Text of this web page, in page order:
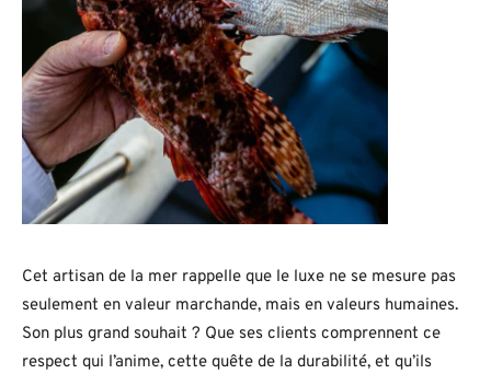
Cet artisan de la mer rappelle que le luxe ne se mesure pas
seulement en valeur marchande, mais en valeurs humaines.
Son plus grand souhait ? Que ses clients comprennent ce
respect qui l’anime, cette quête de la durabilité, et qu’ils